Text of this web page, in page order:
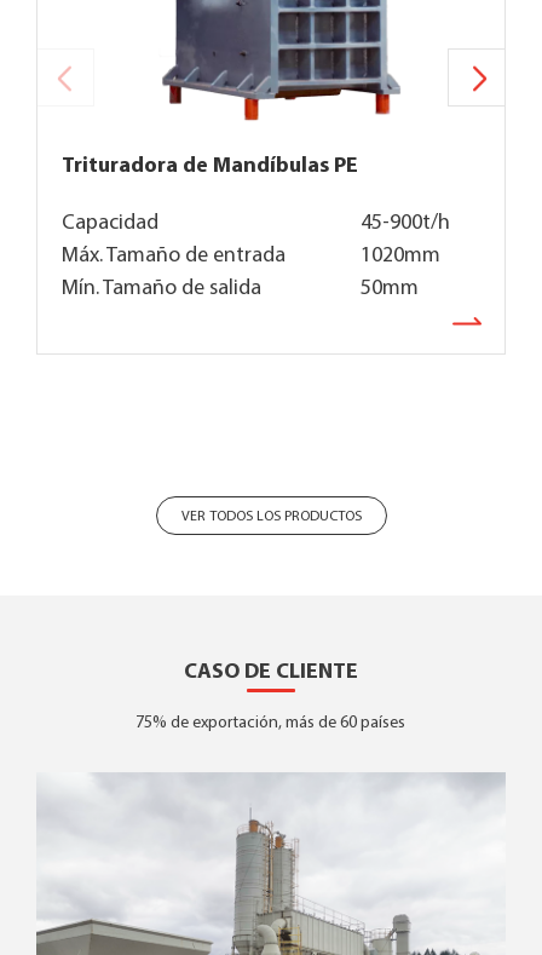
Trituradora de Mandíbulas PE
Capacidad
45-900t/h
Máx. Tamaño de entrada
1020mm
Mín. Tamaño de salida
50mm
VER TODOS LOS PRODUCTOS
CASO DE CLIENTE
75% de exportación, más de 60 países